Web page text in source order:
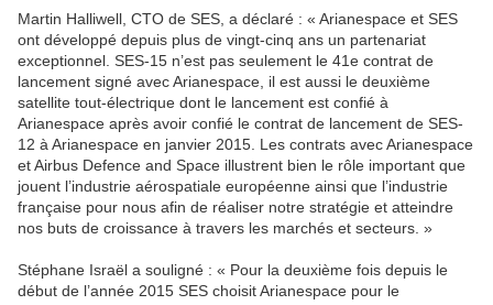
Martin Halliwell, CTO de SES, a déclaré : « Arianespace et SES
ont développé depuis plus de vingt-cinq ans un partenariat
exceptionnel. SES-15 n’est pas seulement le 41e contrat de
lancement signé avec Arianespace, il est aussi le deuxième
satellite tout-électrique dont le lancement est confié à
Arianespace après avoir confié le contrat de lancement de SES-
12 à Arianespace en janvier 2015. Les contrats avec Arianespace
et Airbus Defence and Space illustrent bien le rôle important que
jouent l’industrie aérospatiale européenne ainsi que l’industrie
française pour nous afin de réaliser notre stratégie et atteindre
nos buts de croissance à travers les marchés et secteurs. »
Stéphane Israël a souligné : « Pour la deuxième fois depuis le
début de l’année 2015 SES choisit Arianespace pour le